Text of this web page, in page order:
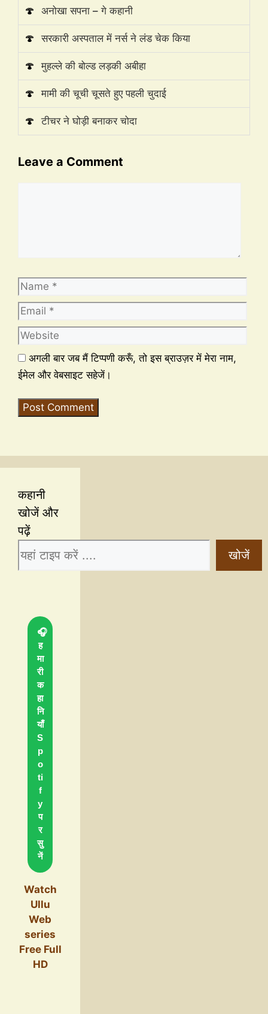
🍄 अनोखा सपना – गे कहानी
🍄 सरकारी अस्पताल में नर्स ने लंड चेक किया
🍄 मुहल्ले की बोल्ड लड़की अबीहा
🍄 मामी की चूची चूसते हुए पहली चुदाई
🍄 टीचर ने घोड़ी बनाकर चोदा
Leave a Comment
अगली बार जब मैं टिप्पणी करूँ, तो इस ब्राउज़र में मेरा नाम,
ईमेल और वेबसाइट सहेजें।
कहानी
खोजें और
पढ़ें
खोजें
🎧
ह
मा
री
क
हा
नि
याँ
S
p
o
ti
f
y
प
र
सु
नें
Watch
Ullu
Web
series
Free Full
HD